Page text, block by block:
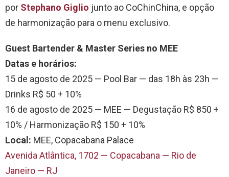
por Stephano Giglio junto ao CoChinChina, e opção
de harmonização para o menu exclusivo.
Guest Bartender & Master Series no MEE
Datas e horários:
15 de agosto de 2025 — Pool Bar — das 18h às 23h —
Drinks R$ 50 + 10%
16 de agosto de 2025 — MEE — Degustação R$ 850 +
10% / Harmonização R$ 150 + 10%
Local: MEE, Copacabana Palace
Avenida Atlântica, 1702 — Copacabana — Rio de
Janeiro — RJ